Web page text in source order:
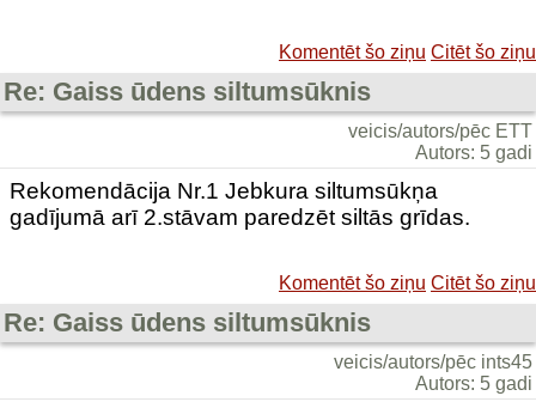
Komentēt šo ziņu Citēt šo ziņu
Re: Gaiss ūdens siltumsūknis
veicis/autors/pēc ETT
Autors: 5 gadi
Rekomendācija Nr.1 Jebkura siltumsūkņa
gadījumā arī 2.stāvam paredzēt siltās grīdas.
Komentēt šo ziņu Citēt šo ziņu
Re: Gaiss ūdens siltumsūknis
veicis/autors/pēc ints45
Autors: 5 gadi